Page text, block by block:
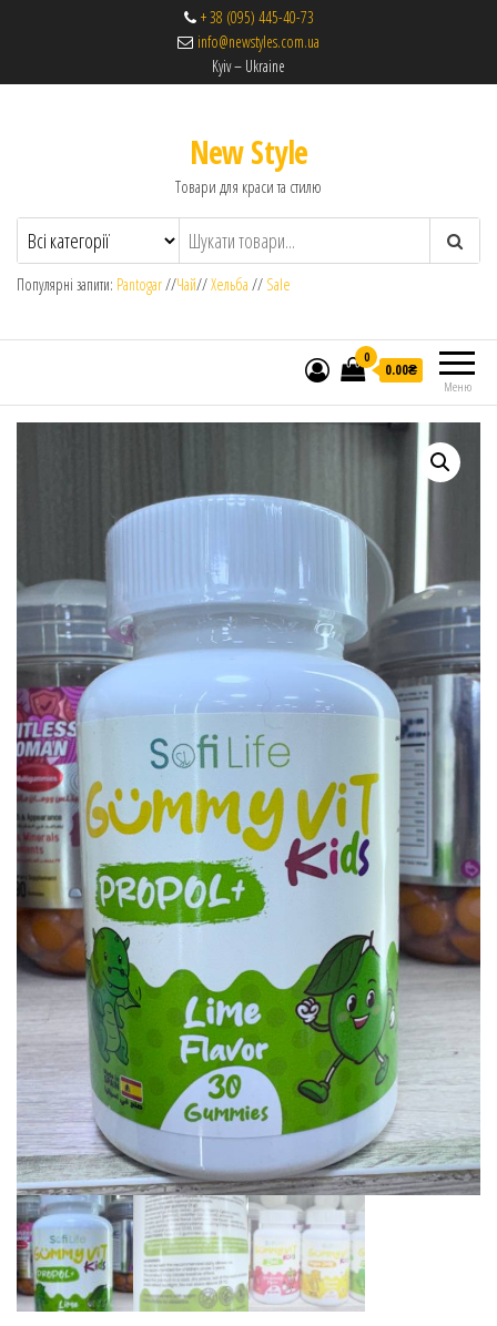
+ 38 (095) 445-40-73
info@newstyles.com.ua
Kyiv – Ukraine
New Style
Товари для краси та стилю
Популярні запити: Pantogar//Чай//Хельба // Sale
Меню
0
0.00₴